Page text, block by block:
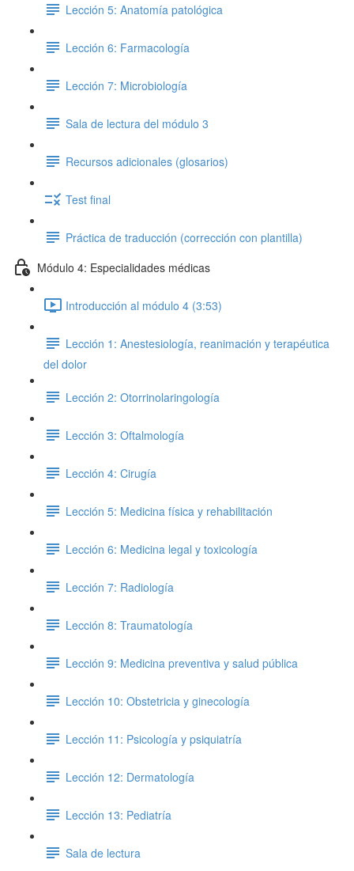
Lección 5: Anatomía patológica
Lección 6: Farmacología
Lección 7: Microbiología
Sala de lectura del módulo 3
Recursos adicionales (glosarios)
Test final
Práctica de traducción (corrección con plantilla)
Módulo 4: Especialidades médicas
Introducción al módulo 4 (3:53)
Lección 1: Anestesiología, reanimación y terapéutica
del dolor
Lección 2: Otorrinolaringología
Lección 3: Oftalmología
Lección 4: Cirugía
Lección 5: Medicina física y rehabilitación
Lección 6: Medicina legal y toxicología
Lección 7: Radiología
Lección 8: Traumatología
Lección 9: Medicina preventiva y salud pública
Lección 10: Obstetricia y ginecología
Lección 11: Psicología y psiquiatría
Lección 12: Dermatología
Lección 13: Pediatría
Sala de lectura